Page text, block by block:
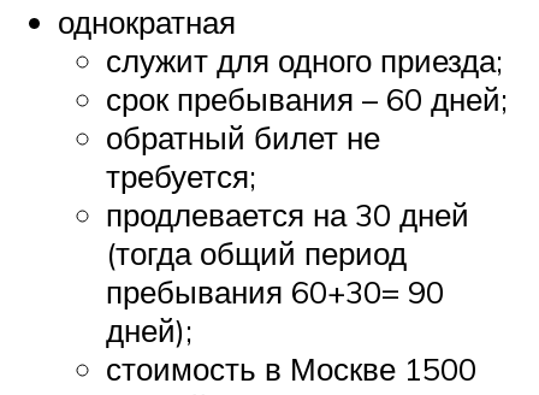
однократная
служит для одного приезда;
срок пребывания – 60 дней;
обратный билет не
требуется;
продлевается на 30 дней
(тогда общий период
пребывания 60+30= 90
дней);
стоимость в Москве 1500